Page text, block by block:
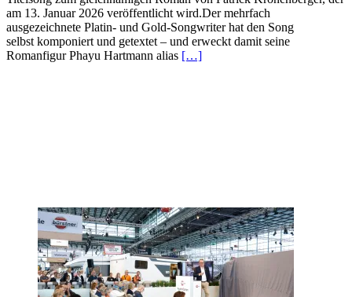
am 13. Januar 2026 veröffentlicht wird.Der mehrfach
ausgezeichnete Platin- und Gold-Songwriter hat den Song
selbst komponiert und getextet – und erweckt damit seine
Romanfigur Phayu Hartmann alias […]